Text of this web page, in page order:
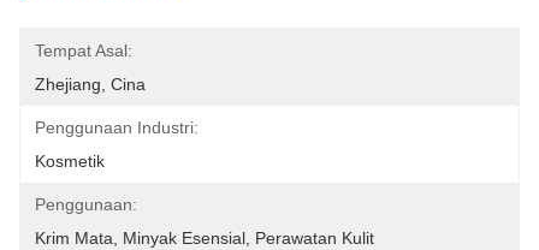
Tempat Asal:
Zhejiang, Cina
Penggunaan Industri:
Kosmetik
Penggunaan:
Krim Mata, Minyak Esensial, Perawatan Kulit